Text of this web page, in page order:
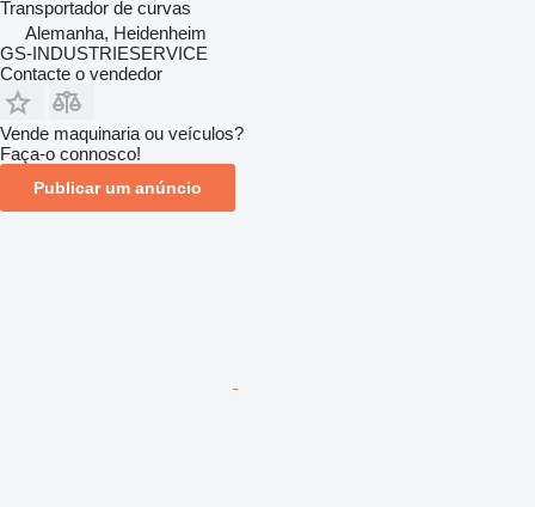
Transportador de curvas
Alemanha, Heidenheim
GS-INDUSTRIESERVICE
Contacte o vendedor
Vende maquinaria ou veículos?
Faça-o connosco!
Publicar um anúncio